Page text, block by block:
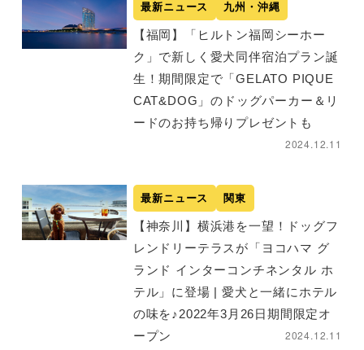
最新ニュース 九州・沖縄
【福岡】「ヒルトン福岡シーホー
ク」で新しく愛犬同伴宿泊プラン誕
生！期間限定で「GELATO PIQUE
CAT&DOG」のドッグパーカー＆リ
ードのお持ち帰りプレゼントも
2024.12.11
最新ニュース 関東
【神奈川】横浜港を一望！ドッグフ
レンドリーテラスが「ヨコハマ グ
ランド インターコンチネンタル ホ
テル」に登場 | 愛犬と一緒にホテル
の味を♪2022年3月26日期間限定オ
ープン
2024.12.11